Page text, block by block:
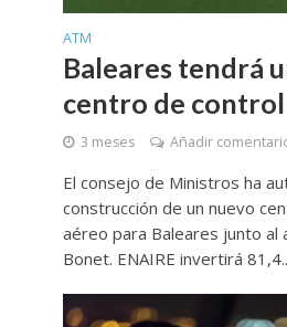
ATM
Baleares tendrá
centro de
3 meses Añadir
El consejo de Ministros ha
construcción de un nuevo
aéreo para Baleares junto al
Bonet. ENAIRE invertirá